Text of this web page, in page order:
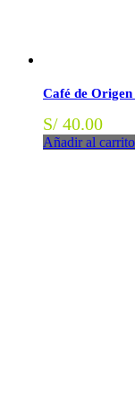
Café de
S/ 40.00
Añadir al carrito